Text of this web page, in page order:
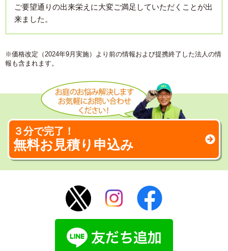
ご要望通りの出来栄えに大変ご満足していただくことが出
来ました。
※価格改定（2024年9月実施）より前の情報および提携終了した法人の情
報も含まれます。
３分で完了！
無料お見積り申込み